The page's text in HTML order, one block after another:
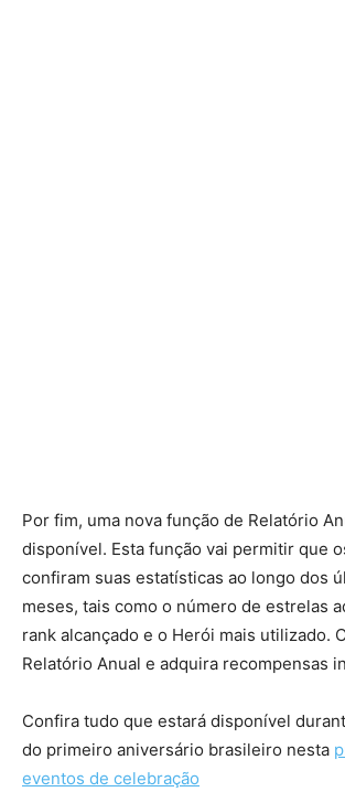
Por fim, uma nova função de Relatório
disponível. Esta função vai permitir que
confiram suas estatísticas ao longo dos
meses, tais como o número de estrelas
rank alcançado e o Herói mais utilizado.
Relatório Anual e adquira recompensas
Confira tudo que estará disponível
do primeiro aniversário brasileiro nesta
eventos de celebração